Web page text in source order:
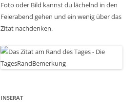
Foto oder Bild kannst du lächelnd in den
Feierabend gehen und ein wenig über das
Zitat nachdenken.
INSERAT